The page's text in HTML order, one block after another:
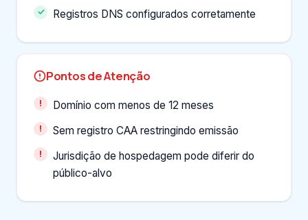
Registros DNS configurados corretamente
Pontos de Atenção
Domínio com menos de 12 meses
Sem registro CAA restringindo emissão
Jurisdição de hospedagem pode diferir do
público-alvo